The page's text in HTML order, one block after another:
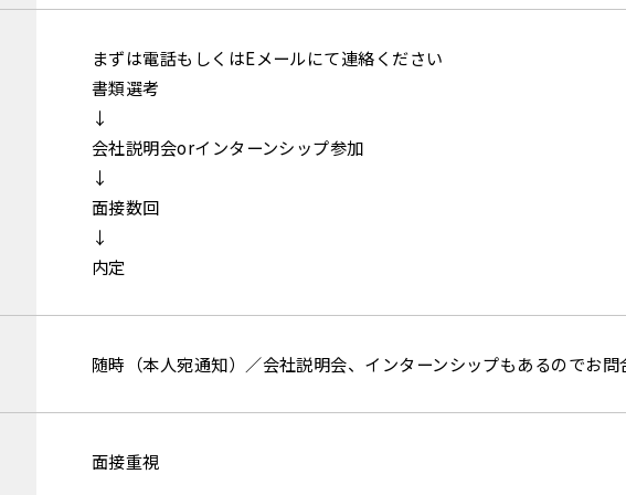
まずは電話もしくはEメールにて連絡ください
書類選考
↓
会社説明会orインターンシップ参加
↓
面接数回
↓
内定
随時（本人宛通知）／会社説明会、インターンシップもあるのでお問
面接重視